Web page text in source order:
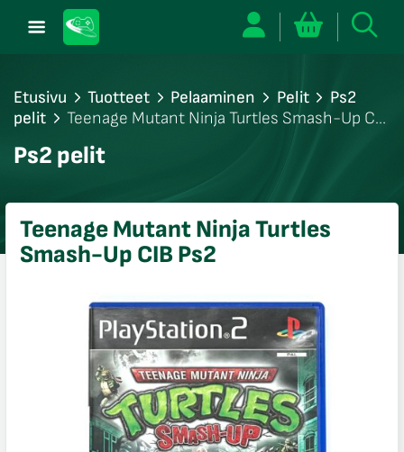
Etusivu Tuotteet Pelaaminen Pelit
Ps2
pelit
Teenage Mutant Ninja Turtles Smash-Up CIB
Ps2 pelit
Teenage Mutant Ninja Turtles
Smash-Up CIB Ps2
sulje
sulje